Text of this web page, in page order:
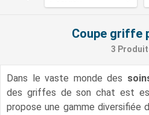
Coupe griffe
3
Dans le vaste monde des
des griffes de son chat est
propose une gamme diversifiée